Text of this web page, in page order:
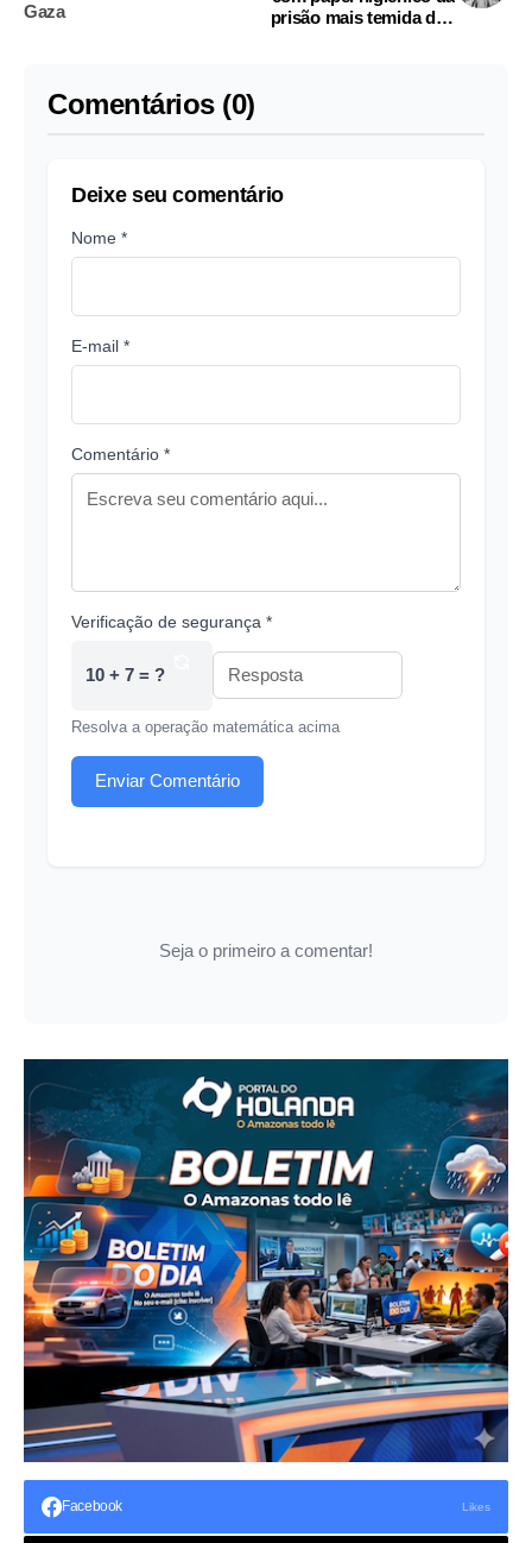
Gaza
prisão mais temida dos
Comentários (0)
Deixe seu comentário
Nome *
E-mail *
Comentário *
Verificação de segurança *
10 + 7 = ?
Resolva a operação matemática acima
Enviar Comentário
Seja o primeiro a comentar!
Facebook Likes